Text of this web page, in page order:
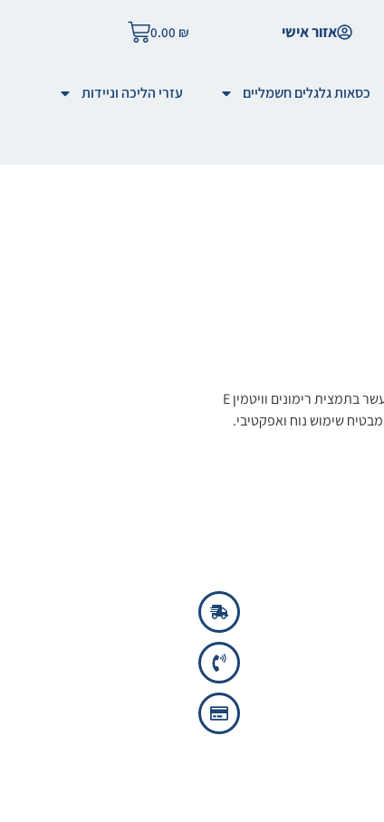
אזור אישי 0.00 ₪
כסאות גלגלים חשמליים עזרי הליכה וניידות
קרם רב שימושי רימונים, המכיל 500 מ"ל, מעניק טיפוח עמוק לפנים ולגוף. מועשר בתמצית רימונים וויטמין E
שימוש נוח ואפקטיבי.